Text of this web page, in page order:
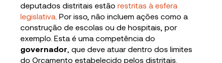
deputados distritais estãorestritas à esfera
legislativa . Por isso, não incluem ações como a
construção de escolas ou de hospitais, por
exemplo. Esta é uma competência do
governador , que deve atuar dentro dos limites
do Orçamento estabelecido pelos distritais.